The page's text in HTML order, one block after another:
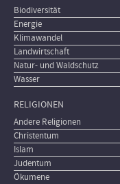
Biodiversität
Energie
Klimawandel
Landwirtschaft
Natur- und Waldschutz
Wasser
RELIGIONEN
Andere Religionen
Christentum
Islam
Judentum
Ökumene